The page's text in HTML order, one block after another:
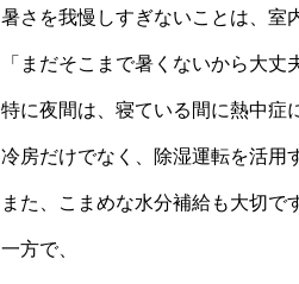
暑さを我慢しすぎないことは、室
「まだそこまで暑くないから大
特に夜間は、寝ている間に熱中症
冷房だけでなく、除湿運転を活用
また、こまめな水分補給も大切で
一方で、